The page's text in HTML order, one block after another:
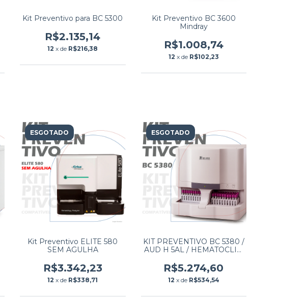
Kit Preventivo para BC 5300
R$2.135,14
12 x de R$216,38
Kit Preventivo BC 3600
Mindray
R$1.008,74
12 x de R$102,23
ESGOTADO
Kit Preventivo ELITE 580
SEM AGULHA
R$3.342,23
12 x de R$338,71
ESGOTADO
KIT PREVENTIVO BC 5380 /
AUD H 5AL / HEMATOCLIN
R$5.274,60
12 x de R$534,54